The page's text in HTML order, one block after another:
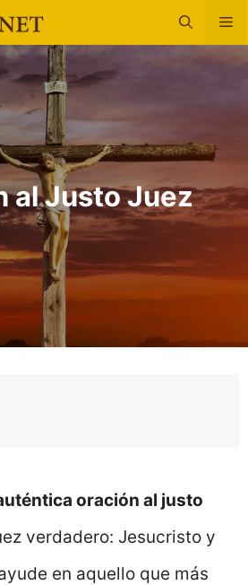
al Justo Juez
oración al justo
verdadero: Jesucristo y
en aquello que más